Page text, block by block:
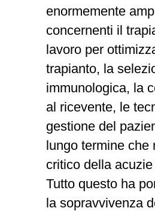
enormemente
concernenti il
lavoro per
trapianto, la
immunologica, la
al ricevente, le
gestione del
lungo termine che
critico della
Tutto questo ha
la sopravvivenza